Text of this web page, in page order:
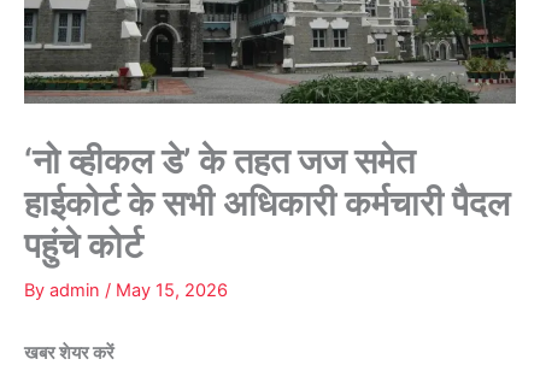
‘नो व्हीकल डे’ के तहत जज समेत
हाईकोर्ट के सभी अधिकारी कर्मचारी पैदल
पहुंचे कोर्ट
By admin / May 15, 2026
खबर शेयर करें